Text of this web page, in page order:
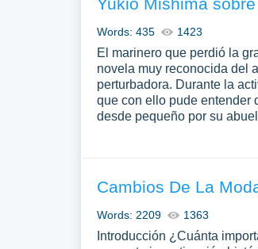
Words: 435 1423
El marinero que perdió la
novela muy reconocida del
perturbadora. Durante la
que con ello pude entender
desde pequeño por su
Cambios De La
Words: 2209 1363
Introducción ¿Cuánta